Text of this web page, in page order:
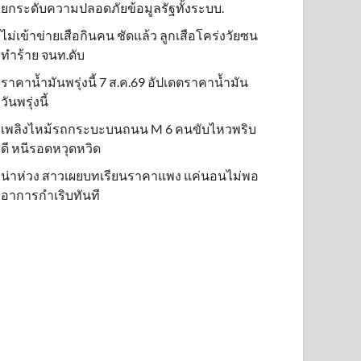
ยกระดับความปลอดภัยข้อมูลรัฐทั้งระบบ.
ไม่เข้าข่าย​เสือกินคน ชัดแล้ว ลูกเสือโคร่งวัยซน
ทำร้าย จนท.ดับ
ราคาน้ำมันพรุ่งนี้ 7 ส.ค.69 อัปเดตราคาน้ำมัน
วันพรุ่งนี้
เพลิงไหม้รถกระบะบนถนน M 6 คนขับไหวพริบ
ดี หนีรอดหวุดหวิด
น่าห่วง สาวเผยบทเรียนราคาแพง แค่นอนไม่พอ
อาการกำเริบทันที